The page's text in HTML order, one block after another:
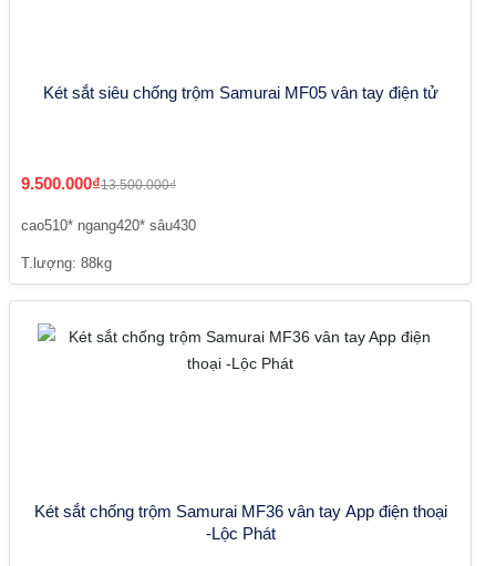
Két sắt siêu chống trộm Samurai MF05 vân tay điện tử
9.500.000₫13.500.000₫
cao510* ngang420* sâu430
T.lượng: 88kg
Két sắt chống trộm Samurai MF36 vân tay App điện thoại
-Lộc Phát